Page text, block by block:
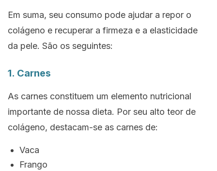
Em suma, seu consumo pode ajudar a repor o
colágeno e recuperar a firmeza e a elasticidade
da pele. São os seguintes:
1. Carnes
As carnes constituem um elemento nutricional
importante de nossa dieta. Por seu alto teor de
colágeno, destacam-se as carnes de:
Vaca
Frango